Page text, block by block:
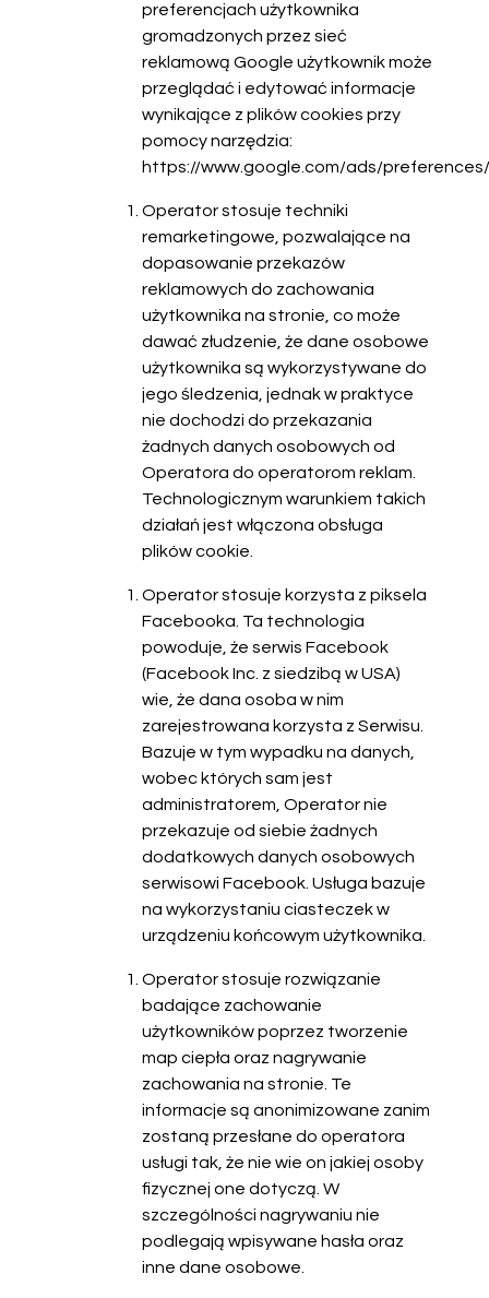
preferencjach użytkownika
gromadzonych przez sieć
reklamową Google użytkownik może
przeglądać i edytować informacje
wynikające z plików cookies przy
pomocy narzędzia:
https://www.google.com/ads/preferences/
Operator stosuje techniki
remarketingowe, pozwalające na
dopasowanie przekazów
reklamowych do zachowania
użytkownika na stronie, co może
dawać złudzenie, że dane osobowe
użytkownika są wykorzystywane do
jego śledzenia, jednak w praktyce
nie dochodzi do przekazania
żadnych danych osobowych od
Operatora do operatorom reklam.
Technologicznym warunkiem takich
działań jest włączona obsługa
plików cookie.
Operator stosuje korzysta z piksela
Facebooka. Ta technologia
powoduje, że serwis Facebook
(Facebook Inc. z siedzibą w USA)
wie, że dana osoba w nim
zarejestrowana korzysta z Serwisu.
Bazuje w tym wypadku na danych,
wobec których sam jest
administratorem, Operator nie
przekazuje od siebie żadnych
dodatkowych danych osobowych
serwisowi Facebook. Usługa bazuje
na wykorzystaniu ciasteczek w
urządzeniu końcowym użytkownika.
Operator stosuje rozwiązanie
badające zachowanie
użytkowników poprzez tworzenie
map ciepła oraz nagrywanie
zachowania na stronie. Te
informacje są anonimizowane zanim
zostaną przesłane do operatora
usługi tak, że nie wie on jakiej osoby
fizycznej one dotyczą. W
szczególności nagrywaniu nie
podlegają wpisywane hasła oraz
inne dane osobowe.